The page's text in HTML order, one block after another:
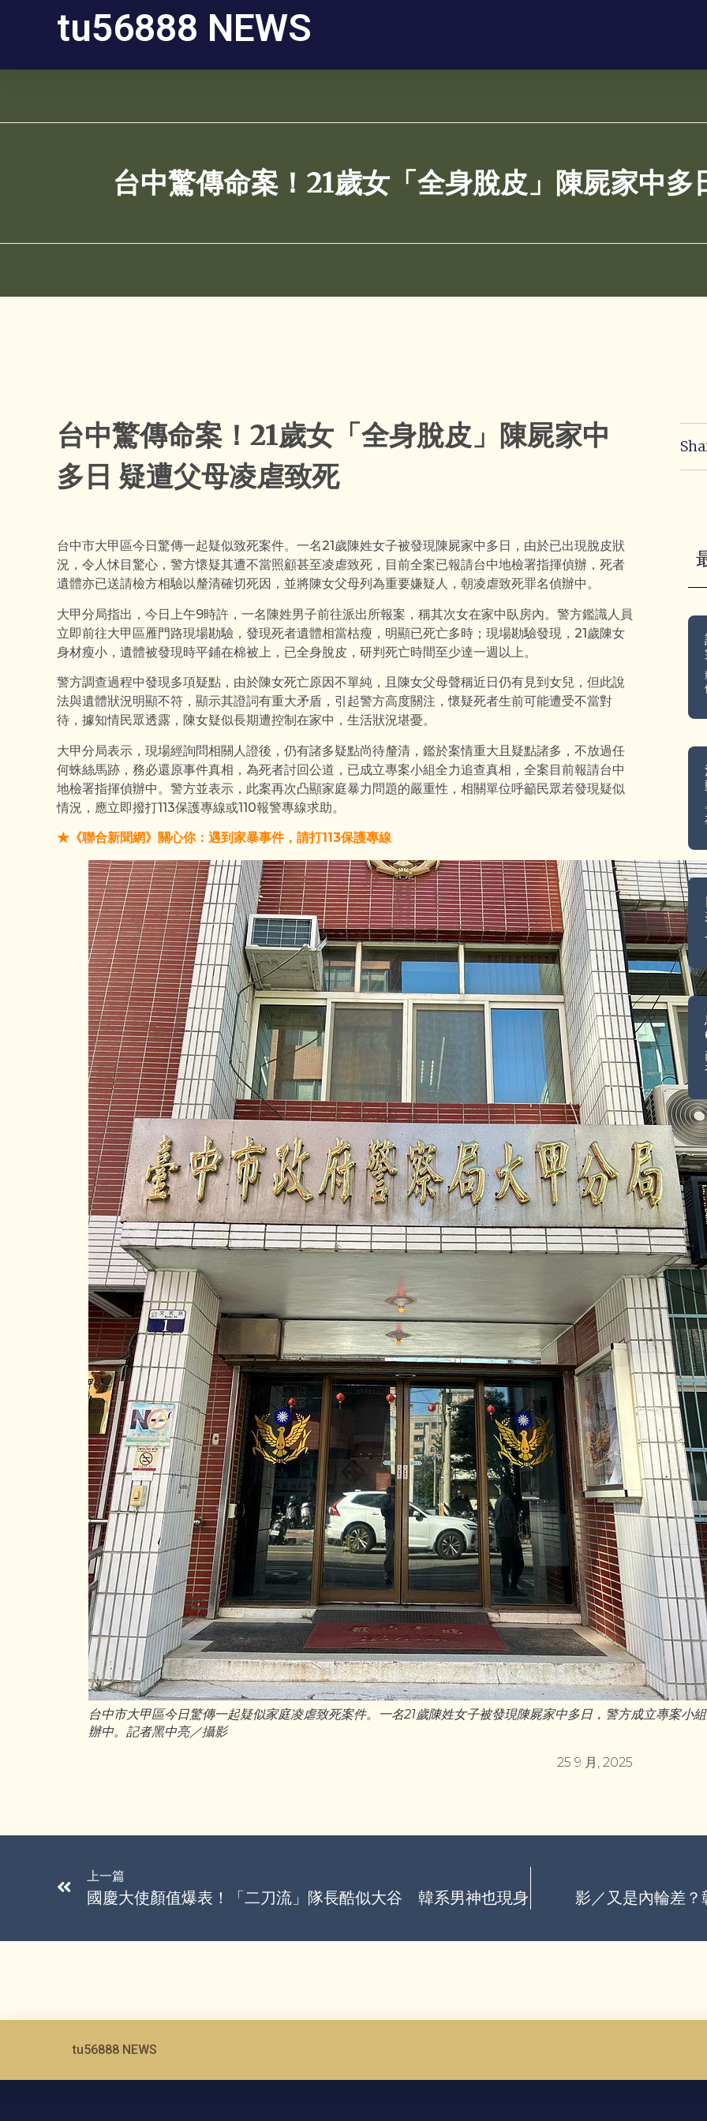
tu56888 NEWS
台中驚傳命案！21歲女「全身脫皮」陳屍家中多
台中驚傳命案！21歲女「全身脫皮」陳屍家中
多日 疑遭父母凌虐致死
台中市大甲區今日驚傳一起疑似致死案件。一名21歲陳姓女子被發現陳屍家中多日，由於已出現脫皮狀
況，令人怵目驚心，警方懷疑其遭不當照顧甚至凌虐致死，目前全案已報請台中地檢署指揮偵辦，死者
遺體亦已送請檢方相驗以釐清確切死因，並將陳女父母列為重要嫌疑人，朝凌虐致死罪名偵辦中。
大甲分局指出，今日上午9時許，一名陳姓男子前往派出所報案，稱其次女在家中臥房內。警方鑑識人員
立即前往大甲區雁門路現場勘驗，發現死者遺體相當枯瘦，明顯已死亡多時；現場勘驗發現，21歲陳女
身材瘦小，遺體被發現時平鋪在棉被上，已全身脫皮，研判死亡時間至少達一週以上。
警方調查過程中發現多項疑點，由於陳女死亡原因不單純，且陳女父母聲稱近日仍有見到女兒，但此說
法與遺體狀況明顯不符，顯示其證詞有重大矛盾，引起警方高度關注，懷疑死者生前可能遭受不當對
待，據知情民眾透露，陳女疑似長期遭控制在家中，生活狀況堪憂。
大甲分局表示，現場經詢問相關人證後，仍有諸多疑點尚待釐清，鑑於案情重大且疑點諸多，不放過任
何蛛絲馬跡，務必還原事件真相，為死者討回公道，已成立專案小組全力追查真相，全案目前報請台中
地檢署指揮偵辦中。警方並表示，此案再次凸顯家庭暴力問題的嚴重性，相關單位呼籲民眾若發現疑似
情況，應立即撥打113保護專線或110報警專線求助。
★《聯合新聞網》關心你：遇到家暴事件，請打113保護專線
台中市大甲區今日驚傳一起疑似家庭凌虐致死案件。一名21歲陳姓女子被發現陳屍家中多日，警方成立專案小
辦中。記者黑中亮／攝影
25 9 月, 2025
上一篇
國慶大使顏值爆表！「二刀流」隊長酷似大谷 韓系男神也現身 影／又是內輪差
tu56888 NEWS